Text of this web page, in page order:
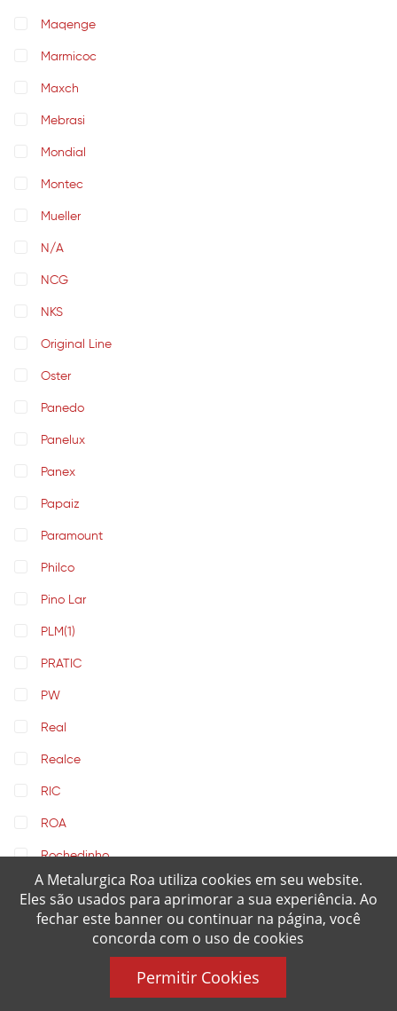
Maqenge
Marmicoc
Maxch
Mebrasi
Mondial
Montec
Mueller
N/A
NCG
NKS
Original Line
Oster
Panedo
Panelux
Panex
Papaiz
Paramount
Philco
Pino Lar
PLM(1)
PRATIC
PW
Real
Realce
RIC
ROA
Rochedinho
Rochedo
Rosa Maria
A Metalurgica Roa utiliza cookies em seu website.
Eles são usados para aprimorar a sua experiência. Ao
fechar este banner ou continuar na página, você
concorda com o uso de cookies
Permitir Cookies